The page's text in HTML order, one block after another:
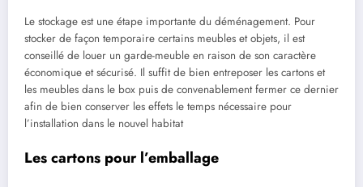
Le stockage est une étape importante du déménagement. Pour
stocker de façon temporaire certains meubles et objets, il est
conseillé de louer un garde-meuble en raison de son caractère
économique et sécurisé. Il suffit de bien entreposer les cartons et
les meubles dans le box puis de convenablement fermer ce dernier
afin de bien conserver les effets le temps nécessaire pour
l’installation dans le nouvel habitat
Les cartons pour l’emballage